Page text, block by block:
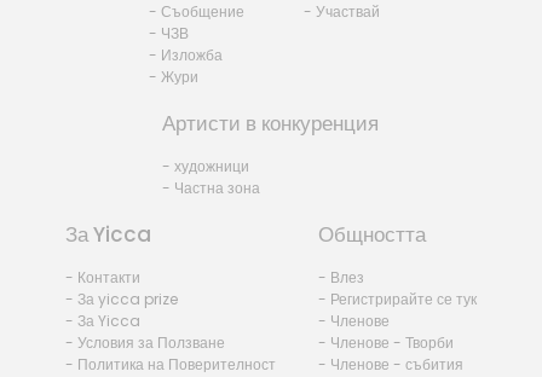
- Съобщение
- ЧЗВ
- Изложба
- Жури
- Участвай
Артисти в конкуренция
- художници
- Частна зона
За Yicca
- Контакти
- За yicca prize
- За Yicca
- Условия за Ползване
- Политика на Поверителност
Общността
- Влез
- Регистрирайте се тук
- Членове
- Членове - Творби
- Членове - събития